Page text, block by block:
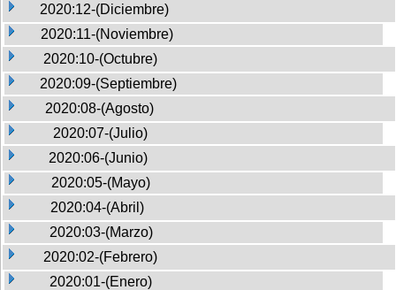
2020:12-(Diciembre)
2020:11-(Noviembre)
2020:10-(Octubre)
2020:09-(Septiembre)
2020:08-(Agosto)
2020:07-(Julio)
2020:06-(Junio)
2020:05-(Mayo)
2020:04-(Abril)
2020:03-(Marzo)
2020:02-(Febrero)
2020:01-(Enero)